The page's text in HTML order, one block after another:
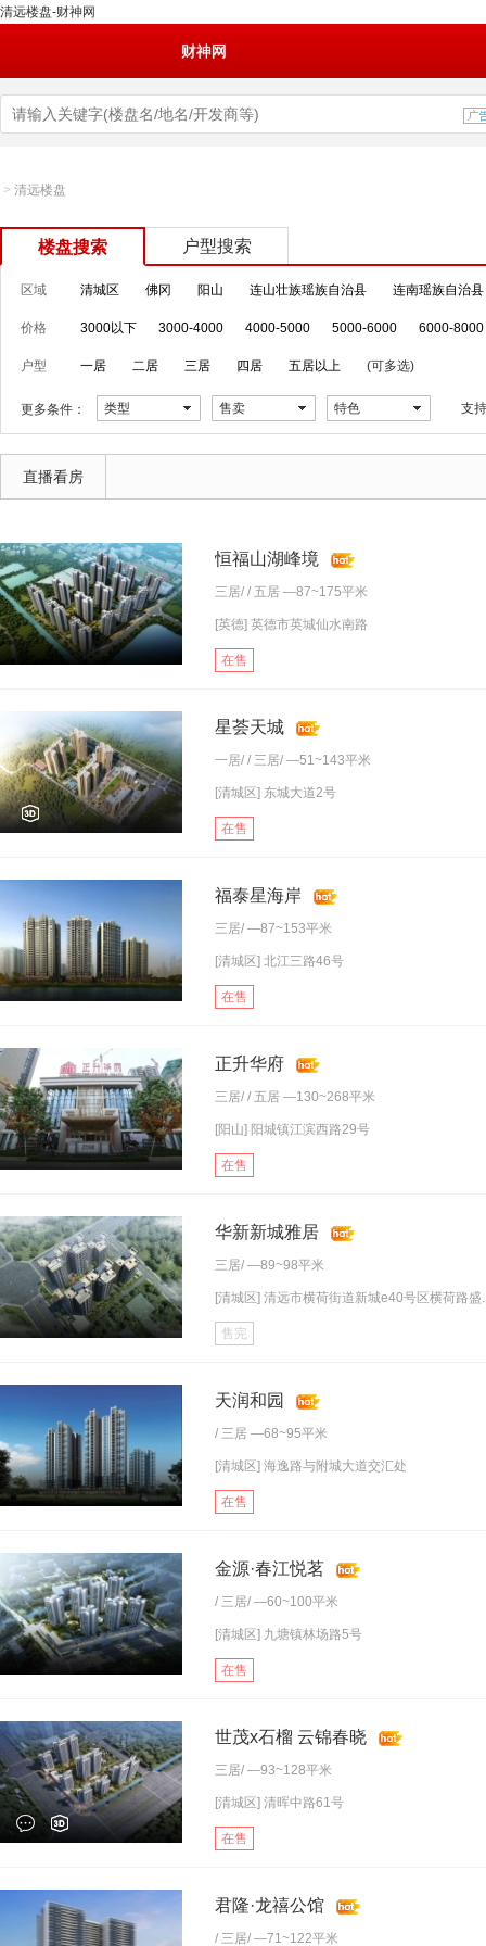
清远楼盘-财神网
财神网
> 清远楼盘
楼盘搜索 户型搜索
区域 清城区 佛冈 阳山 连山壮族瑶族自治县 连南瑶族自治县
价格 3000以下 3000-4000 4000-5000 5000-6000 6000-8000
户型 一居 二居 三居 四居 五居以上 (可多选)
更多条件： 类型 售卖 特色 支
直播看房
恒福山湖峰境
三居/ / 五居 —87~175平米
[英德] 英德市英城仙水南路
在售
星荟天城
一居/ / 三居/ —51~143平米
[清城区] 东城大道2号
在售
福泰星海岸
三居/ —87~153平米
[清城区] 北江三路46号
在售
正升华府
三居/ / 五居 —130~268平米
[阳山] 阳城镇江滨西路29号
在售
华新新城雅居
三居/ —89~98平米
[清城区] 清远市横荷街道新城e40号区横荷路盛
售完
天润和园
/ 三居 —68~95平米
[清城区] 海逸路与附城大道交汇处
在售
金源·春江悦茗
/ 三居/ —60~100平米
[清城区] 九塘镇林场路5号
在售
世茂x石榴 云锦春晓
三居/ —93~128平米
[清城区] 清晖中路61号
在售
君隆·龙禧公馆
/ 三居/ —71~122平米